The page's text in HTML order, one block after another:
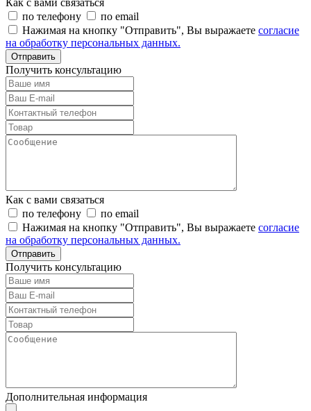
Как с вами связаться
по телефону
по email
Нажимая на кнопку "Отправить", Вы выражаете согласие
на обработку персональных данных.
Отправить
Получить консультацию
Как с вами связаться
по телефону
по email
Нажимая на кнопку "Отправить", Вы выражаете согласие
на обработку персональных данных.
Отправить
Получить консультацию
Дополнительная информация